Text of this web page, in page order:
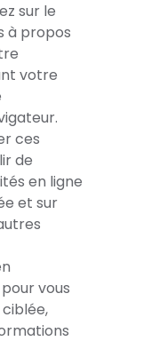
sur le
à propos
votre
ces
de
en ligne
et sur
vous